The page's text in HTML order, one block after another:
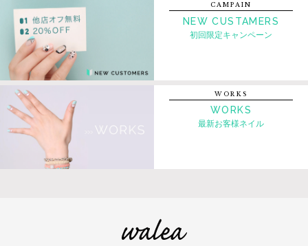
CAMPAIN
NEW CUSTAMERS
初回限定キャンペーン
WORKS
WORKS
最新お客様ネイル